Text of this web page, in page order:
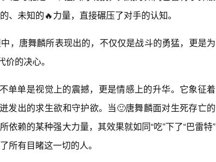
、未知的🔥力量，直接碾压了对手的认知。
，唐舞麟所表现出的，不仅仅是战斗的勇猛，更是为
的决心。
单单是视觉上的震撼，更是情感上的升华。它象征着
发出的求生欲和守护欲。当🙂唐舞麟面对生死存亡的
依赖的某种强大力量，其效果就如同“吃”下了“巴雷特”
所有目睹这一切的人。